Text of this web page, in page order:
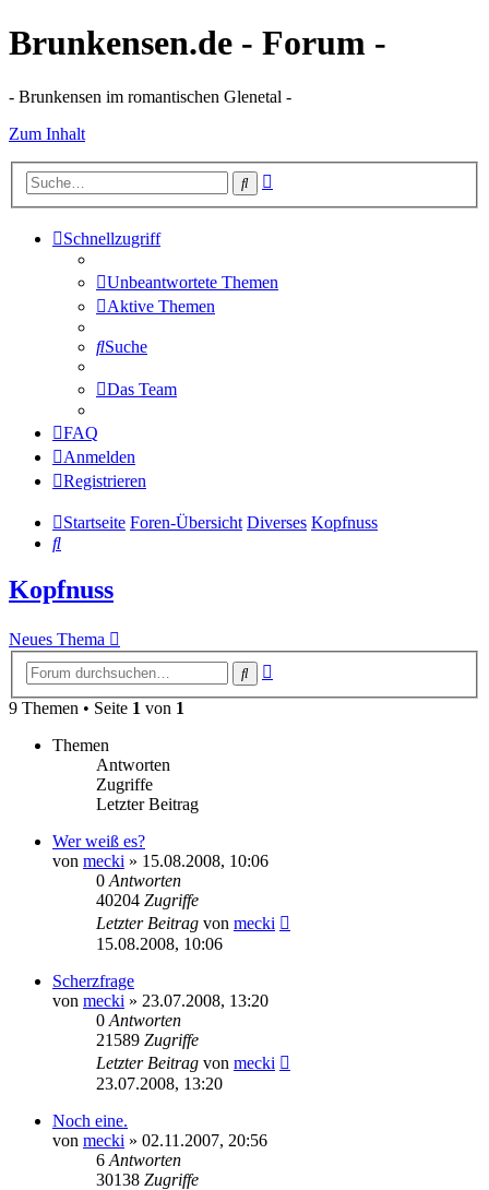
Brunkensen.de - Forum -
- Brunkensen im romantischen Glenetal -
Zum Inhalt
Suche
Schnellzugriff
Unbeantwortete Themen
Aktive Themen
Suche
Das Team
FAQ
Anmelden
Registrieren
Startseite Foren-Übersicht Diverses Kopfnuss
Suche
Kopfnuss
Neues Thema
Suche
9 Themen • Seite 1 von 1
Themen
Antworten
Zugriffe
Letzter Beitrag
Wer weiß es?
von mecki » 15.08.2008, 10:06
0 Antworten
40204 Zugriffe
Letzter Beitrag von mecki
15.08.2008, 10:06
Scherzfrage
von mecki » 23.07.2008, 13:20
0 Antworten
21589 Zugriffe
Letzter Beitrag von mecki
23.07.2008, 13:20
Noch eine.
von mecki » 02.11.2007, 20:56
6 Antworten
30138 Zugriffe